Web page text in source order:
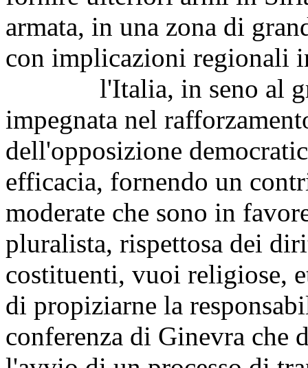
armata, in una zona di
con implicazioni regionali
l'Italia, in seno al
impegnata nel
dell'opposizione
efficacia, fornendo un
moderate che sono in
pluralista, rispettosa dei
costituenti, vuoi religiose,
di propiziarne la
conferenza di Ginevra che